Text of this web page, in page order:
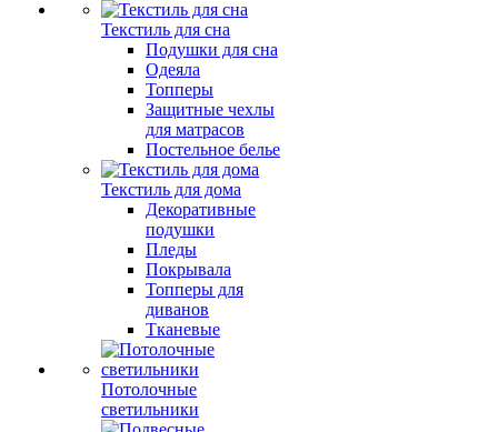
Текстиль для сна
Подушки для сна
Одеяла
Топперы
Защитные чехлы
для матрасов
Постельное белье
Текстиль для дома
Декоративные
подушки
Пледы
Покрывала
Топперы для
диванов
Тканевые
Потолочные
светильники